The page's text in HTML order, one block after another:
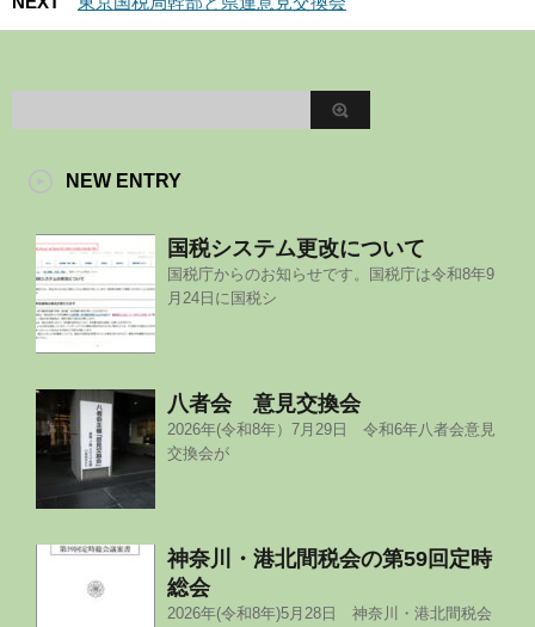
NEW ENTRY
国税システム更改について
国税庁からのお知らせです。国税庁は令和8年9
月24日に国税シ
八者会 意見交換会
2026年(令和8年）7月29日 令和6年八者会意見
交換会が
神奈川・港北間税会の第59回定時
総会
2026年(令和8年)5月28日 神奈川・港北間税会